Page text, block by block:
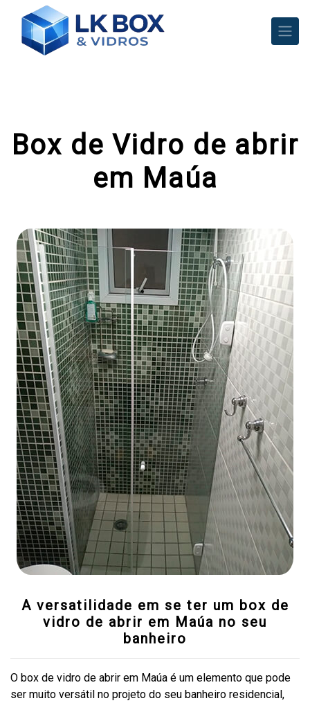
Box de Vidro de abrir
em Maúa
A versatilidade em se ter um box de
vidro de abrir em Maúa no seu
banheiro
O box de vidro de abrir em Maúa é um elemento que pode
ser muito versátil no projeto do seu banheiro residencial,